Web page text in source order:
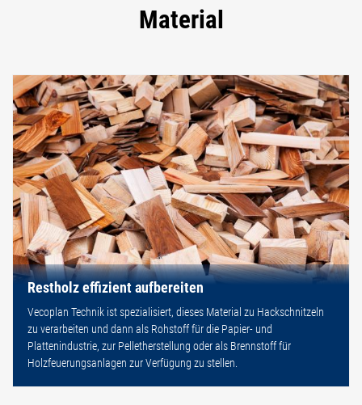
Material
Restholz effizient aufbereiten
Vecoplan Technik ist spezialisiert, dieses Material zu Hackschnitzeln
zu verarbeiten und dann als Rohstoff für die Papier- und
Plattenindustrie, zur Pelletherstellung oder als Brennstoff für
Holzfeuerungsanlagen zur Verfügung zu stellen.